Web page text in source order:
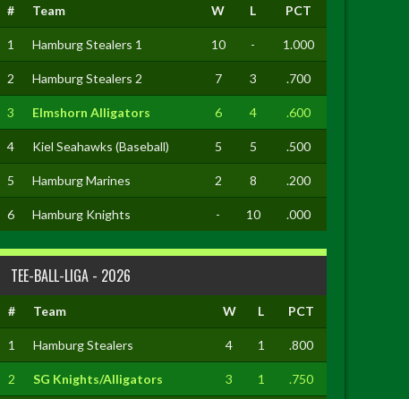
# Team W L PCT
1 Hamburg Stealers 1 10 - 1.000
2 Hamburg Stealers 2 7 3 .700
3 Elmshorn Alligators 6 4 .600
4 Kiel Seahawks (Baseball) 5 5 .500
5 Hamburg Marines 2 8 .200
6 Hamburg Knights - 10 .000
TEE-BALL-LIGA - 2026
# Team W L PCT
1 Hamburg Stealers 4 1 .800
2 SG Knights/Alligators 3 1 .750